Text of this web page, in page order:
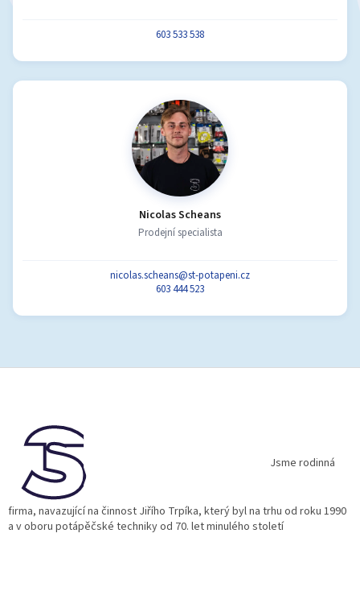
603 533 538
Nicolas Scheans
Prodejní specialista
nicolas.scheans@st-potapeni.cz
603 444 523
Jsme rodinná
firma, navazující na činnost Jiřího Trpíka, který byl na trhu od roku 1990
a v oboru potápěčské techniky od 70. let minulého století